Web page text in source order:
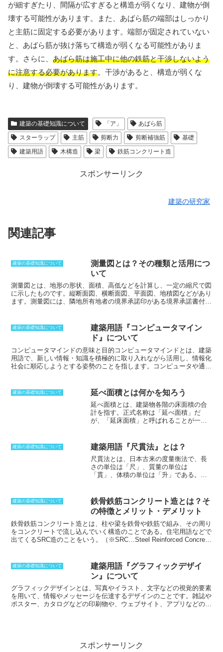
が細すぎたり、間隔が広すぎると構造が弱くなり、建物が倒
壊する可能性があります。また、あばら筋の端部はしっかり
と主筋に固定する必要があります。端部が固定されていない
と、あばら筋が抜け落ちて構造が弱くなる可能性がありま
す。さらに、 あばら筋は施工中に他の鉄筋と干渉しないよう
に注意する必要があります。干渉があると、構造が弱くな
り、建物が倒壊する可能性があります。
建築の基礎知識について 「ア」
あばら筋
スターラップ
主筋 剪断力 剪断補強筋
基礎
建築用語
木構造 梁 鉄筋コンクリート造
スポンサーリンク
建築の研究家
関連記事
建築の基礎知識について
測量図とは？その種類と活用につ
いて
測量図とは、地形の形状、面積、高低などを計算し、一定の縮尺で図
に示したものです。縦断面図、横断面図、平面図、地積図などがあり
ます。測量図には、隣地所有地者の境界承諾印がある境界承諾書付き
積測量図は、分筆や地積更生など土地の表示の登記を申請する際に添
付される図面です。
建築の基礎知識について
建築用語『コンピュータマイン
ド』について
コンピュータマインドの意味と目的 コンピュータマインドとは、建築
用語で、新しい情報・知識を積極的に取り入れながら活用し、情報化
社会に順応しようとする姿勢のことを指します。コンピュータや通信
コンピュータマインドの目的は、建築業界の情報化を促進し、建築の
生産性と品質を向上させることです。
建築の基礎知識について 延べ面積とは何かを知ろう
延べ面積とは、建築物各階の床面積の合
計を指す。正式名称は「延べ面積」だ
が、「延床面積」と呼ばれることが一般
だ。延べ面積には、建築制限がかけられ
ている。確認申請の必要の有無、防火上
の構造、建築士による設計の必要性の有
無など、延べ面積によって異なる。ただ
し延べ面積の上限は定められていない。
積に限り、延べ面積に算入しない。 建築
物の地階（その天井が地盤面からの高さ
1m以下にあるものに限る）の住宅の用途
に供する部分の床面積は、住宅の用途に
供する床面積の合計の3分の1まで延べ面
積に算入される。自動車車庫･自転車置場
建築の基礎知識について 建築用語『尺貫法』とは？
尺貫法とは、 日本古来の度量衡法で、長
さの単位は「尺」、質量の単位は
「貫」、体積の単位は「升」である。
貫法が認められている。尺貫法の単位
は、長さの単位「尺」は約303mm、 質量
の単位「貫」は約3.75kg
、 体積の単位
「升」は約1.80386リットル である。尺貫
法は東アジアにおいて広く使用されてい
るが、貫に関しては日本独自の単位で、
日本固有の単位を表す。これに対して、
中国固有の単位は、貫ではなく斤のため
「尺斤法」と呼ぶ。
建築の基礎知識について
鉄骨鉄筋コンクリート造とは？そ
の特徴とメリット・デメリット
鉄骨鉄筋コンクリート造とは、柱や梁を鉄骨や鉄筋で組み、その周り
をコンクリートで流し込んでいく構造のことである。住宅用語などで
出てくるSRC造のことをいう。（※SRC…Steel Reinforced Concrete
く、高層・超高層マンションなどに用いられる。他の工法より強度は
もちろん、耐震性、遮音性に優れている。
建築の基礎知識について
建築用語『グラフィックデザイ
ン』について
グラフィックデザインとは、写真やイラスト、文字などの視覚的要素
を用いて、情報やメッセージを伝達するデザインのことです。雑誌や
ポスター、カタログなどの印刷物や、ウェブサイト、アプリなどのデ
あります。* -レイアウト- デザインの全体的な構成。* -タイポグラフ
スポンサーリンク